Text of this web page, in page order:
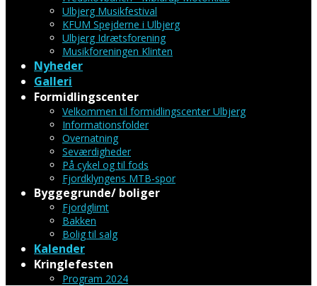
Ulbjerg Musikfestival
KFUM Spejderne i Ulbjerg
Ulbjerg Idrætsforening
Musikforeningen Klinten
Nyheder
Galleri
Formidlingscenter
Velkommen til formidlingscenter Ulbjerg
Informationsfolder
Overnatning
Seværdigheder
På cykel og til fods
Fjordklyngens MTB-spor
Byggegrunde/ boliger
Fjordglimt
Bakken
Bolig til salg
Kalender
Kringlefesten
Program 2024